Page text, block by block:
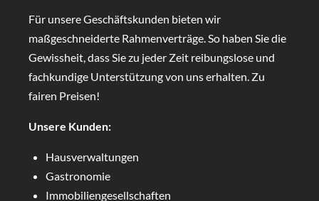
Für unsere Geschäftskunden bieten wir
maßgeschneiderte Rahmenverträge. So haben Sie die
Gewissheit, dass Sie zu jeder Zeit reibungslose und
fachkundige Unterstützung von uns erhalten. Zu
fairen Preisen!
Unsere Kunden:
Hausverwaltungen
Gastronomie
Immobiliengesellschaften